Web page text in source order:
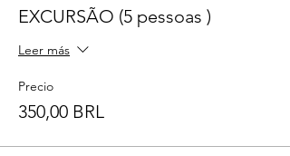
EXCURSÃO (5 pessoas )
Leer más
Precio
350,00 BRL